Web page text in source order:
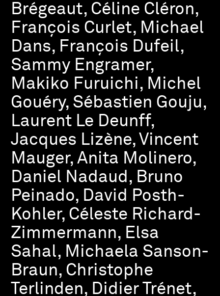
Brégeaut, Céline Cléron,
François Curlet, Michael
Dans, François Dufeil,
Sammy Engramer,
Makiko Furuichi, Michel
Gouéry, Sébastien Gouju,
Laurent Le Deunff,
Jacques Lizène, Vincent
Mauger, Anita Molinero,
Daniel Nadaud, Bruno
Peinado, David Posth-
Kohler, Céleste Richard-
Zimmermann, Elsa
Sahal, Michaela Sanson-
Braun, Christophe
Terlinden, Didier Trénet,